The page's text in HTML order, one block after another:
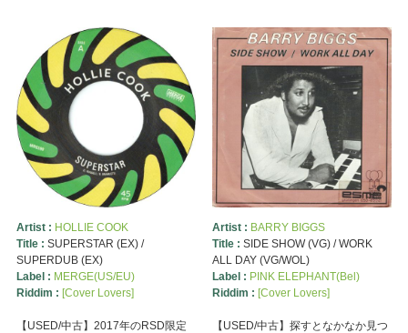
Artist : HOLLIE COOK
Title : SUPERSTAR (EX) /
SUPERDUB (EX)
Label : MERGE(US/EU)
Riddim : [Cover Lovers]
【USED/中古】2017年のRSD限定
Artist : BARRY BIGGS
Title : SIDE SHOW (VG) / WORK
ALL DAY (VG/WOL)
Label : PINK ELEPHANT(Bel)
Riddim : [Cover Lovers]
【USED/中古】探すとなかなか見つ